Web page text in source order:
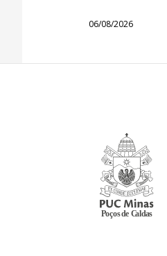
06/08/2026